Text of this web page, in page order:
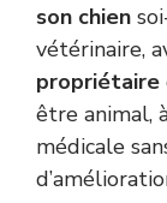
son chien
vétérinaire,
propriétaire
être animal,
médicale